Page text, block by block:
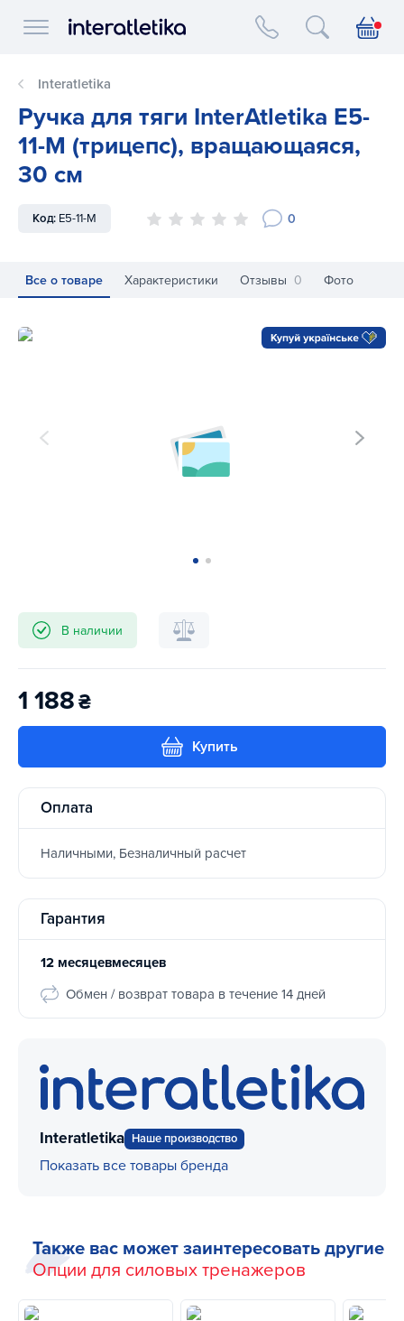
Interatletika logo
Interatletika
Ручка для тяги InterAtletika E5-
11-M (трицепс), вращающаяся,
30 см
Код: E5-11-M 0
Все о товаре Характеристики Отзывы 0 Фото
Ручка для тяги InterAtletika E5-11-M (трицепс),
В наличии
1 188₴
Купить
Оплата
Наличными, Безналичный расчет
Гарантия
12 месяцевмесяцев
Обмен / возврат товара в течение 14 дней
Interatletika Наше производство
Показать все товары бренда
Также вас может заинтересовать другие
Опции для силовых тренажеров